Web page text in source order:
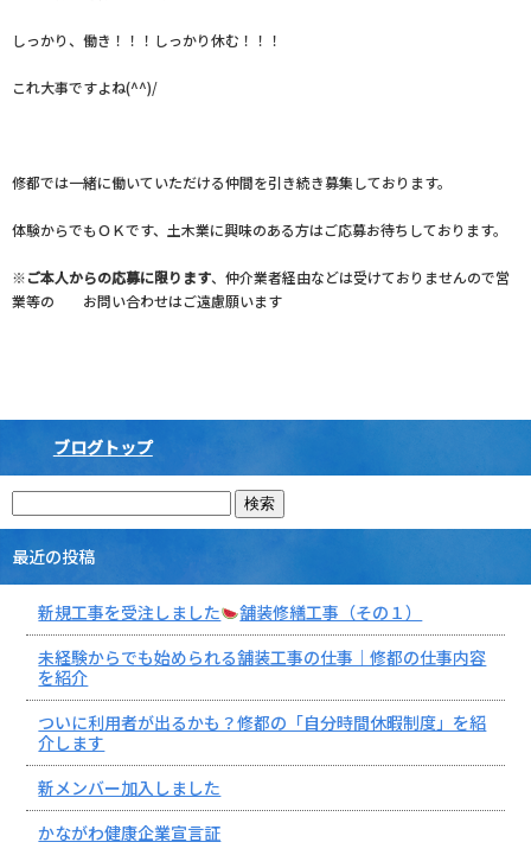
しっかり、働き！！！しっかり休む！！！
これ大事ですよね(^^)/
修都では一緒に働いていただける仲間を引き続き募集しております。
体験からでもＯＫです、土木業に興味のある方はご応募お待ちしております。
※ご本人からの応募に限ります、仲介業者経由などは受けておりませんので営
業等の お問い合わせはご遠慮願います
ブログトップ
最近の投稿
新規工事を受注しました
舗装修繕工事（その１）
未経験からでも始められる舗装工事の仕事｜修都の仕事内容
を紹介
ついに利用者が出るかも？修都の「自分時間休暇制度」を紹
介します
新メンバー加入しました
かながわ健康企業宣言証